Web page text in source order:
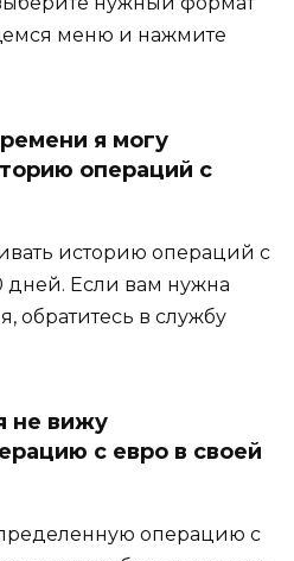
меню и нажмите
я могу
операций с
историю операций с
дней. Если вам нужна
обратитесь в службу
не вижу
с евро в своей
операцию с